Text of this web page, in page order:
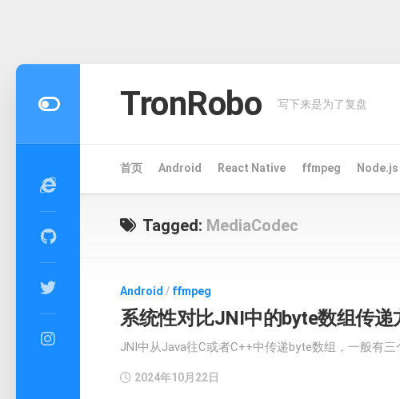
Skip
content
TronRobo 写下来是为了复盘
首页 Android React Native ffmpeg Node.js
Tagged: MediaCodec
Android / ffmpeg
系统性对比JNI中的byte数组传递
JNI中从Java往C或者C++中传递byte数组，一般有三
2024年10月22日